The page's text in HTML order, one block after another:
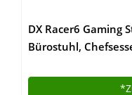
DX Racer6 Gaming
Bürostuhl,
Kunstleder PU